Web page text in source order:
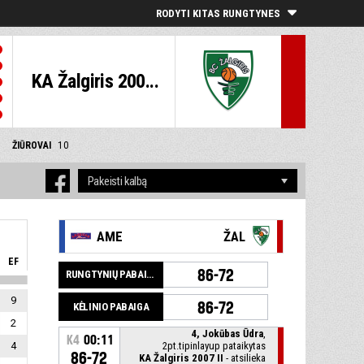
RODYTI KITAS RUNGTYNES
KA Žalgiris 200...
ŽIŪROVAI 10
EF
9
2
4
AME ŽAL
RUNGTYNIŲ PABAIGA 86-72
KĖLINIO PABAIGA 86-72
K4 00:11
86-72
4, Jokūbas Ūdra,
2pt.tipinlayup pataikytas
KA Žalgiris 2007 II - atsilieka